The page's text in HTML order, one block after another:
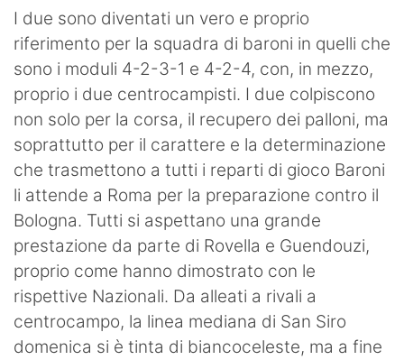
I due sono diventati un vero e proprio
riferimento per la squadra di baroni in quelli che
sono i moduli 4-2-3-1 e 4-2-4, con, in mezzo,
proprio i due centrocampisti. I due colpiscono
non solo per la corsa, il recupero dei palloni, ma
soprattutto per il carattere e la determinazione
che trasmettono a tutti i reparti di gioco Baroni
li attende a Roma per la preparazione contro il
Bologna. Tutti si aspettano una grande
prestazione da parte di Rovella e Guendouzi,
proprio come hanno dimostrato con le
rispettive Nazionali. Da alleati a rivali a
centrocampo, la linea mediana di San Siro
domenica si è tinta di biancoceleste, ma a fine